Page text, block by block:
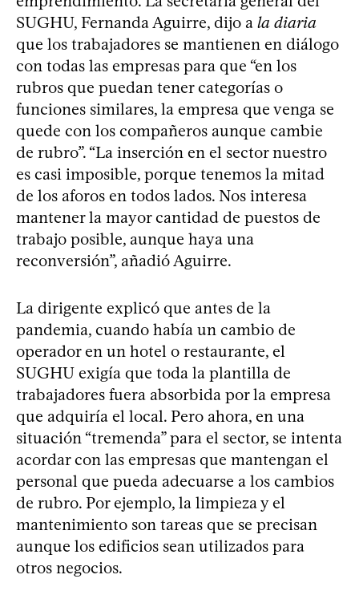
SUGHU, Fernanda Aguirre, dijo a la diaria
que los trabajadores se mantienen en diálogo
con todas las empresas para que “en los
rubros que puedan tener categorías o
funciones similares, la empresa que venga se
quede con los compañeros aunque cambie
de rubro”. “La inserción en el sector nuestro
es casi imposible, porque tenemos la mitad
de los aforos en todos lados. Nos interesa
mantener la mayor cantidad de puestos de
trabajo posible, aunque haya una
reconversión”, añadió Aguirre.
La dirigente explicó que antes de la
pandemia, cuando había un cambio de
operador en un hotel o restaurante, el
SUGHU exigía que toda la plantilla de
trabajadores fuera absorbida por la empresa
que adquiría el local. Pero ahora, en una
situación “tremenda” para el sector, se intenta
acordar con las empresas que mantengan el
personal que pueda adecuarse a los cambios
de rubro. Por ejemplo, la limpieza y el
mantenimiento son tareas que se precisan
aunque los edificios sean utilizados para
otros negocios.